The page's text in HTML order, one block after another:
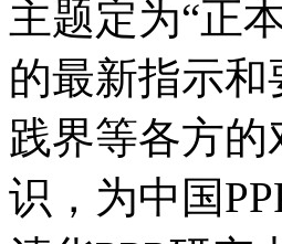
主题定为“正
的最新指示和
践界等各方的
识，为中国